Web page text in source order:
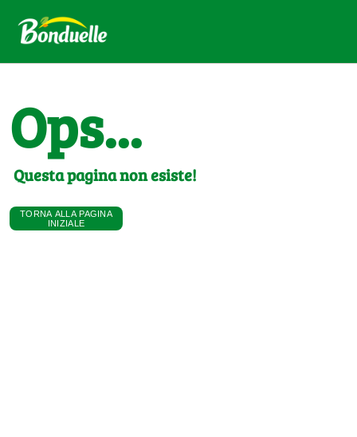
Ops...
Questa pagina non esiste!
TORNA ALLA PAGINA
INIZIALE